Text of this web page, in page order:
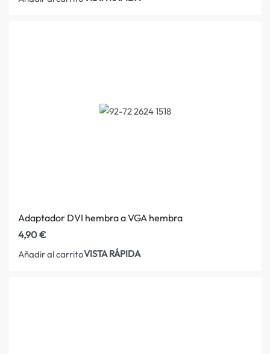
Adaptador DVI hembra a VGA hembra
4,90€
Añadir al carritoVISTA RÁPIDA